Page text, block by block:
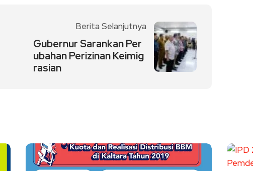
Berita Selanjutnya
Gubernur Sarankan Per
ubahan Perizinan Keimig
rasian